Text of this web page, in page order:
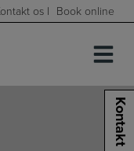
os | Book online
Kontakt